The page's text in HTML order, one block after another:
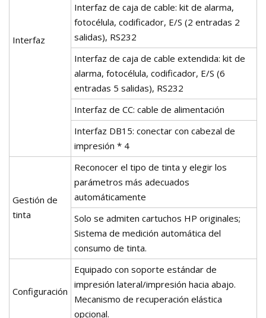
Interfaz
Interfaz de caja de cable: kit de alarma,
fotocélula, codificador, E/S (2 entradas 2
salidas), RS232
Interfaz de caja de cable extendida: kit de
alarma, fotocélula, codificador, E/S (6
entradas 5 salidas), RS232
Interfaz de CC: cable de alimentación
Interfaz DB15: conectar con cabezal de
impresión * 4
Gestión de
tinta
Reconocer el tipo de tinta y elegir los
parámetros más adecuados
automáticamente
Solo se admiten cartuchos HP originales;
Sistema de medición automática del
consumo de tinta.
Configuración
Equipado con soporte estándar de
impresión lateral/impresión hacia abajo.
Mecanismo de recuperación elástica
opcional.